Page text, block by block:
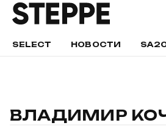
SELECT НОВОСТИ
ВЛАДИМИР